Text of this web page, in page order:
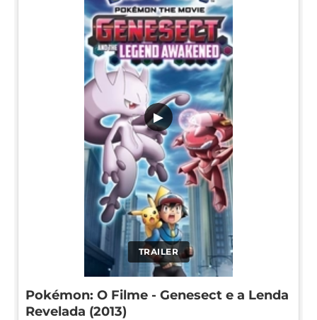
TRAILER
▶
Pokémon: O Filme - Genesect e a Lenda
Revelada (2013)